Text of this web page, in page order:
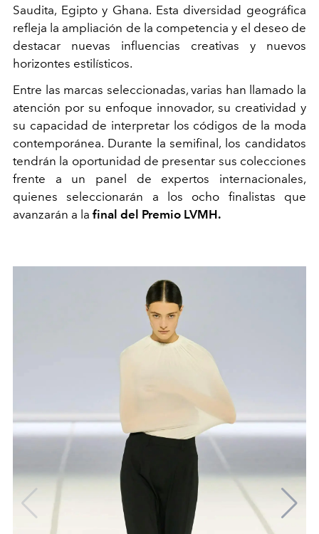
Saudita, Egipto y Ghana. Esta diversidad geográfica
refleja la ampliación de la competencia y el deseo de
destacar nuevas influencias creativas y nuevos
horizontes estilísticos.
Entre las marcas seleccionadas, varias han llamado la
atención por su enfoque innovador, su creatividad y
su capacidad de interpretar los códigos de la moda
contemporánea. Durante la semifinal, los candidatos
tendrán la oportunidad de presentar sus colecciones
frente a un panel de expertos internacionales,
quienes seleccionarán a los ocho finalistas que
avanzarán a la final del Premio LVMH.